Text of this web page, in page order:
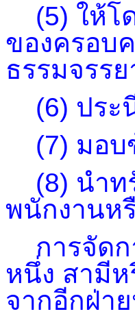
(5) ให้โ
ของครอบ
ธรรมจรรย
(6) ประ
(7) มอบ
(8) นำท
พนักงานห
การจัดก
หนึ่ง สามี
จากอีกฝ่า